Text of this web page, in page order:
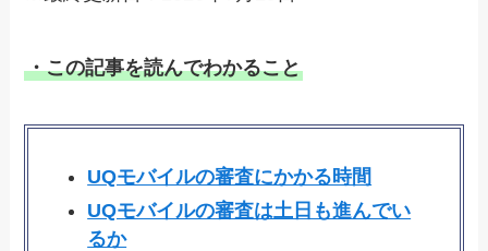
・この記事を読んでわかること
UQモバイルの審査にかかる時間
UQモバイルの審査は土日も進んでい
るか